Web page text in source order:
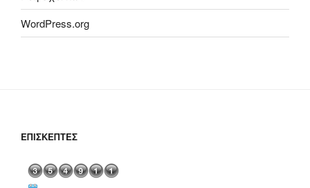
WordPress.org
ΕΠΙΣΚΈΠΤΕΣ